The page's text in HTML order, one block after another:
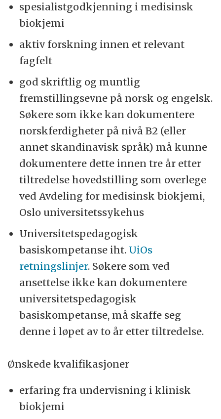
spesialistgodkjenning i medisinsk
biokjemi
aktiv forskning innen et relevant
fagfelt
god skriftlig og muntlig
fremstillingsevne på norsk og engelsk.
Søkere som ikke kan dokumentere
norskferdigheter på nivå B2 (eller
annet skandinavisk språk) må kunne
dokumentere dette innen tre år etter
tiltredelse hovedstilling som overlege
ved Avdeling for medisinsk biokjemi,
Oslo universitetssykehus
Universitetspedagogisk
basiskompetanse iht. UiOs
retningslinjer. Søkere som ved
ansettelse ikke kan dokumentere
universitetspedagogisk
basiskompetanse, må skaffe seg
denne i løpet av to år etter tiltredelse.
Ønskede kvalifikasjoner
erfaring fra undervisning i klinisk
biokjemi